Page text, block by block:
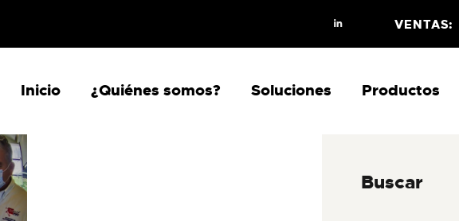
VENTAS:
Inicio ¿Quiénes somos? Soluciones Productos
¿QUIÉNES SOMOS?
SOLUCIONES
PRODUCTOS
BLOG
CONTACTO
Buscar